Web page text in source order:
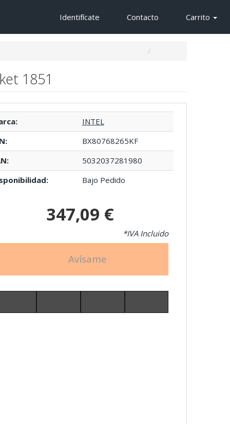
Identifícate Contacto Carrito
1851
INTEL
BX80768265KF
5032037281980
Bajo Pedido
347,09 €
*IVA Incluido
Avísame